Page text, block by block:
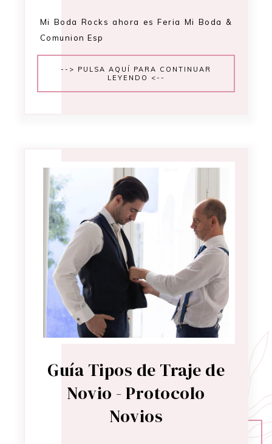
Mi Boda Rocks ahora es Feria Mi Boda &
Comunion Esp
--> PULSA AQUÍ PARA CONTINUAR
LEYENDO <--
Guía Tipos de Traje de
Novio - Protocolo
Novios